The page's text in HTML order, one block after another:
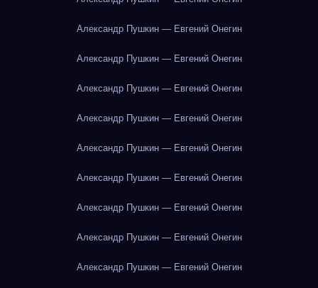
Александр Пушкин — Евгений Онегин
Александр Пушкин — Евгений Онегин
Александр Пушкин — Евгений Онегин
Александр Пушкин — Евгений Онегин
Александр Пушкин — Евгений Онегин
Александр Пушкин — Евгений Онегин
Александр Пушкин — Евгений Онегин
Александр Пушкин — Евгений Онегин
Александр Пушкин — Евгений Онегин